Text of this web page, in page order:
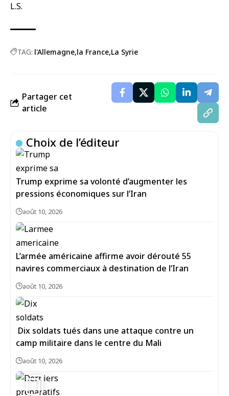
L.S.
TAG: l'Allemagne la France La Syrie
Partager cet
article
Choix de l’éditeur
Trump exprime sa volonté d’augmenter les
pressions économiques sur l’Iran
août 10, 2026
L’armée américaine affirme avoir dérouté 55
navires commerciaux à destination de l’Iran
août 10, 2026
Dix soldats tués dans une attaque contre un
camp militaire dans le centre du Mali
août 10, 2026
7